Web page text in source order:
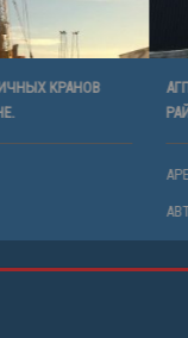
АРЕНДА ГУСЕНИЧНЫХ
КИЕВ ПО УКРАИНЕ.